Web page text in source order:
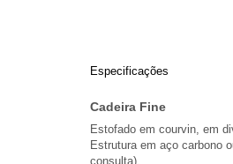
Especificações
Cadeira Fine
Estofado em courvin, em
Estrutura em aço carbono
consulta).